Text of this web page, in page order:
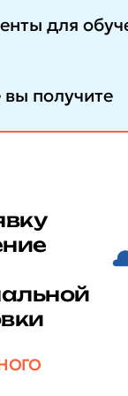
для
получите